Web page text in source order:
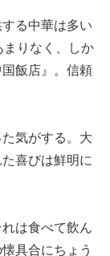
る中華は多い
りなく、しか
飯店』。信頼
気がする。大
喜びは鮮明に
は食べて飲ん
具合にちょう